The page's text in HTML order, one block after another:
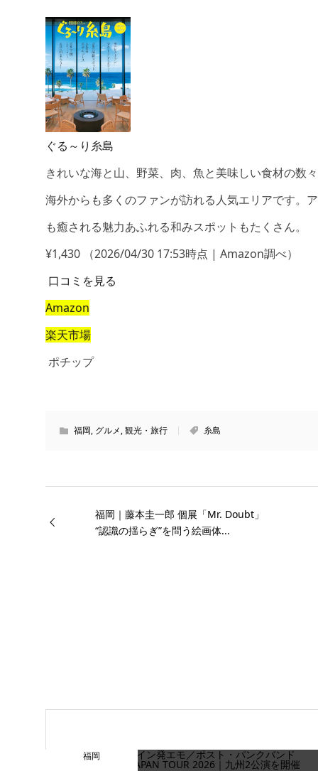
ぐる～り糸島
きれいな海と山、野菜、肉、魚と美味しい食材の数
海外からも多くのファンが訪れる人気エリアです。
も癒される魅力あふれる和みスポットもたくさん。
¥1,430
（2026/04/30 17:53時点 | Amazon調べ）
口コミを見る
Amazon
楽天市場
ポチップ
福岡, グルメ,観光・旅行 糸島
福岡｜藤本圭一郎 個展「Mr. Doubt」
“認識の揺らぎ”を問う絵画体...
福岡